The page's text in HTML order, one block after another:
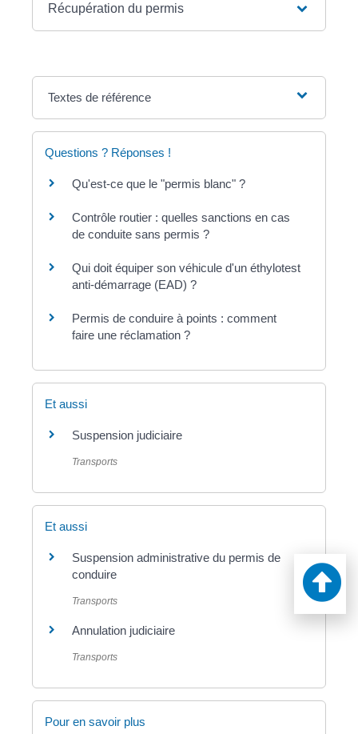
Récupération du permis
Textes de référence
Questions ? Réponses !
Qu'est-ce que le "permis blanc" ?
Contrôle routier : quelles sanctions en cas
de conduite sans permis ?
Qui doit équiper son véhicule d'un éthylotest
anti-démarrage (EAD) ?
Permis de conduire à points : comment
faire une réclamation ?
Et aussi
Suspension judiciaire
Transports
Et aussi
Suspension administrative du permis de
conduire
Transports
Annulation judiciaire
Transports
Pour en savoir plus